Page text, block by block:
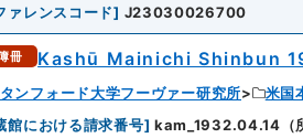
ァレンスコード] J23030026700
冊 Kashū Mainichi Shinbun
ンフォード大学フーヴァー研究所 米国
館における請求番号] kam_1932.04.14（